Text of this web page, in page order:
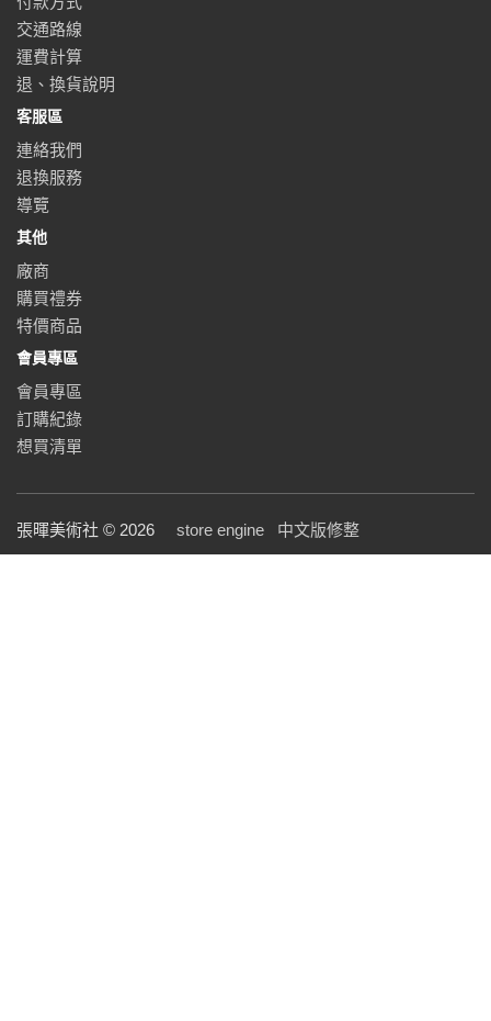
交通路線
運費計算
退、換貨說明
客服區
連絡我們
退換服務
導覽
其他
廠商
購買禮券
特價商品
會員專區
會員專區
訂購紀錄
想買清單
張暉美術社 © 2026 store engine 中文版修整